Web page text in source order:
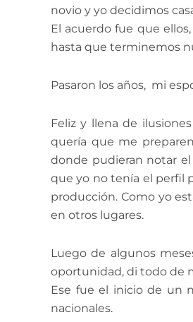
novio y yo decidimos
El acuerdo fue que
hasta que terminemos
Pasaron los años, mi
Feliz y llena de
quería que me
donde pudieran notar
que yo no tenía el perfil
producción. Como yo
en otros lugares.
Luego de algunos
oportunidad, di todo de
Ese fue el inicio de un
nacionales.